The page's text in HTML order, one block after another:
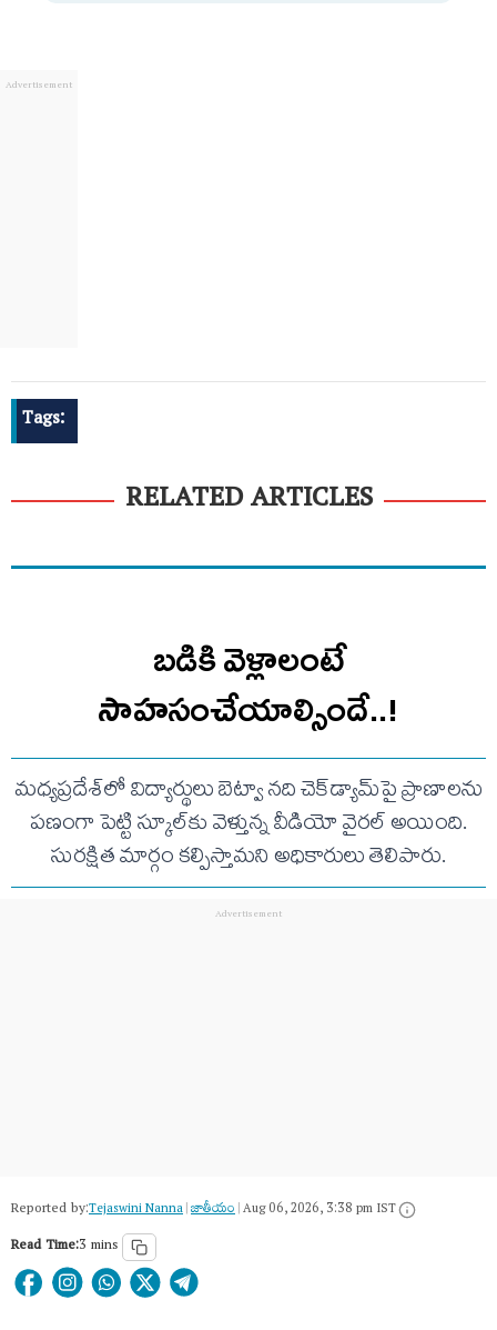
Tags:
RELATED ARTICLES
బడికి వెళ్లాలంటే
సాహసంచేయాల్సిందే..!
మధ్యప్రదేశ్‌లో విద్యార్థులు బెట్వా నది చెక్‌డ్యామ్‌పై ప్రాణాలను
పణంగా పెట్టి స్కూల్‌కు వెళ్తున్న వీడియో వైరల్ అయింది.
సురక్షిత మార్గం కల్పిస్తామని అధికారులు తెలిపారు.
Reported by:Tejaswini Nanna|జాతీయం|Aug 06, 2026, 3:38 pm IST
Read Time:3 mins